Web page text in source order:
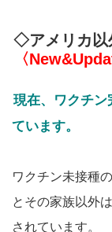
◇アメリカ以
〈
現在、ワクチン
ています。
ワクチン未接種
とその家族以外
されています。